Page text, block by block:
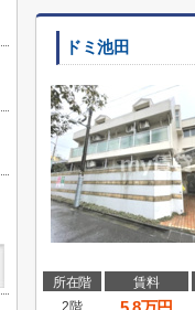
ドミ池田
所在階 賃料
2階